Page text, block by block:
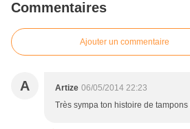
Commentaires
Ajouter un commentaire
A Artize 06/05/2014 22:23
Très sympa ton histoire de tampons